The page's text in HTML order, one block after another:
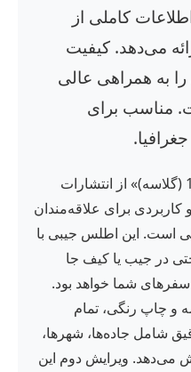
کاملی از
می‌دهد. کیفیت
را به همراهی عالی
مناسب برای
کتاب «اتو اطلس ایران کد 1478 (گلاسه)» از انتشارات
برای علاقه‌مندان
است. این اطلس جیبی با
در جیب یا کیف جا
شما خواهد بود.
و چاپ رنگی، تمام
شامل جاده‌ها، شهرها،
می‌دهد. ویرایش دوم این